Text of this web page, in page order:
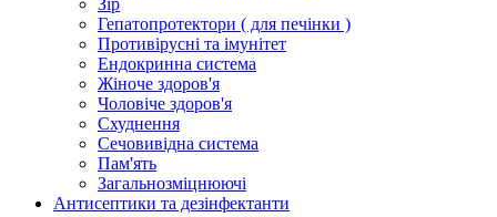
Зір
Гепатопротектори ( для печінки )
Противірусні та імунітет
Ендокринна система
Жіноче здоров'я
Чоловіче здоров'я
Схуднення
Сечовивідна система
Пам'ять
Загальнозміцнюючі
Антисептики та дезінфектанти